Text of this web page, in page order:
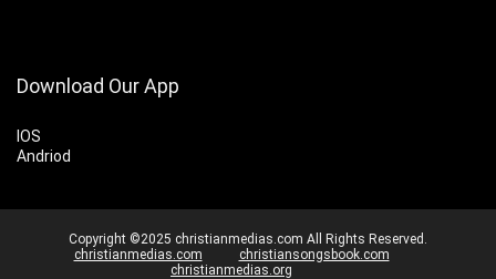
Download Our App
IOS
Andriod
Copyright ©2025 christianmedias.com All Rights Reserved.
christianmedias.com
christiansongsbook.com
christianmedias.org